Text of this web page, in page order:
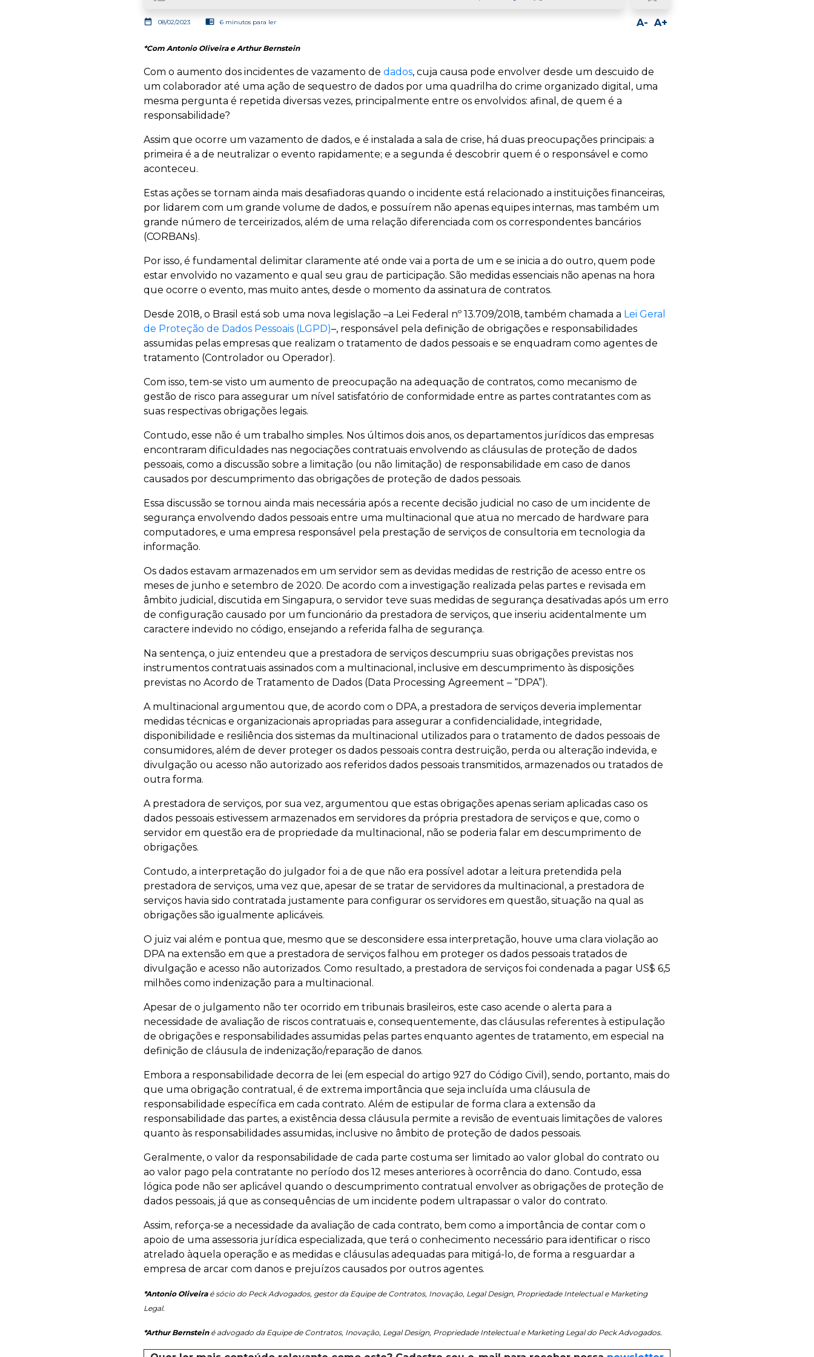
date_range 08/02/2023 chrome_reader_mode 6 minutos para ler A+
A-
*Com Antonio Oliveira e Arthur Bernstein
Com o aumento dos incidentes de vazamento de dados, cuja causa pode envolver desde um descuido de
um colaborador até uma ação de sequestro de dados por uma quadrilha do crime organizado digital, uma
mesma pergunta é repetida diversas vezes, principalmente entre os envolvidos: afinal, de quem é a
responsabilidade?
Assim que ocorre um vazamento de dados, e é instalada a sala de crise, há duas preocupações principais: a
primeira é a de neutralizar o evento rapidamente; e a segunda é descobrir quem é o responsável e como
aconteceu.
Estas ações se tornam ainda mais desafiadoras quando o incidente está relacionado a instituições financeiras,
por lidarem com um grande volume de dados, e possuírem não apenas equipes internas, mas também um
grande número de terceirizados, além de uma relação diferenciada com os correspondentes bancários
(CORBANs).
Por isso, é fundamental delimitar claramente até onde vai a porta de um e se inicia a do outro, quem pode
estar envolvido no vazamento e qual seu grau de participação. São medidas essenciais não apenas na hora
que ocorre o evento, mas muito antes, desde o momento da assinatura de contratos.
Desde 2018, o Brasil está sob uma nova legislação –a Lei Federal nº 13.709/2018, também chamada a Lei Geral
de Proteção de Dados Pessoais (LGPD)–, responsável pela definição de obrigações e responsabilidades
assumidas pelas empresas que realizam o tratamento de dados pessoais e se enquadram como agentes de
tratamento (Controlador ou Operador).
Com isso, tem-se visto um aumento de preocupação na adequação de contratos, como mecanismo de
gestão de risco para assegurar um nível satisfatório de conformidade entre as partes contratantes com as
suas respectivas obrigações legais.
Contudo, esse não é um trabalho simples. Nos últimos dois anos, os departamentos jurídicos das empresas
encontraram dificuldades nas negociações contratuais envolvendo as cláusulas de proteção de dados
pessoais, como a discussão sobre a limitação (ou não limitação) de responsabilidade em caso de danos
causados por descumprimento das obrigações de proteção de dados pessoais.
Essa discussão se tornou ainda mais necessária após a recente decisão judicial no caso de um incidente de
segurança envolvendo dados pessoais entre uma multinacional que atua no mercado de hardware para
computadores, e uma empresa responsável pela prestação de serviços de consultoria em tecnologia da
informação.
Os dados estavam armazenados em um servidor sem as devidas medidas de restrição de acesso entre os
meses de junho e setembro de 2020. De acordo com a investigação realizada pelas partes e revisada em
âmbito judicial, discutida em Singapura, o servidor teve suas medidas de segurança desativadas após um erro
de configuração causado por um funcionário da prestadora de serviços, que inseriu acidentalmente um
caractere indevido no código, ensejando a referida falha de segurança.
Na sentença, o juiz entendeu que a prestadora de serviços descumpriu suas obrigações previstas nos
instrumentos contratuais assinados com a multinacional, inclusive em descumprimento às disposições
previstas no Acordo de Tratamento de Dados (Data Processing Agreement – “DPA”).
A multinacional argumentou que, de acordo com o DPA, a prestadora de serviços deveria implementar
medidas técnicas e organizacionais apropriadas para assegurar a confidencialidade, integridade,
disponibilidade e resiliência dos sistemas da multinacional utilizados para o tratamento de dados pessoais de
consumidores, além de dever proteger os dados pessoais contra destruição, perda ou alteração indevida, e
divulgação ou acesso não autorizado aos referidos dados pessoais transmitidos, armazenados ou tratados de
outra forma.
A prestadora de serviços, por sua vez, argumentou que estas obrigações apenas seriam aplicadas caso os
dados pessoais estivessem armazenados em servidores da própria prestadora de serviços e que, como o
servidor em questão era de propriedade da multinacional, não se poderia falar em descumprimento de
obrigações.
Contudo, a interpretação do julgador foi a de que não era possível adotar a leitura pretendida pela
prestadora de serviços, uma vez que, apesar de se tratar de servidores da multinacional, a prestadora de
serviços havia sido contratada justamente para configurar os servidores em questão, situação na qual as
obrigações são igualmente aplicáveis.
O juiz vai além e pontua que, mesmo que se desconsidere essa interpretação, houve uma clara violação ao
DPA na extensão em que a prestadora de serviços falhou em proteger os dados pessoais tratados de
divulgação e acesso não autorizados. Como resultado, a prestadora de serviços foi condenada a pagar US$ 6,5
milhões como indenização para a multinacional.
Apesar de o julgamento não ter ocorrido em tribunais brasileiros, este caso acende o alerta para a
necessidade de avaliação de riscos contratuais e, consequentemente, das cláusulas referentes à estipulação
de obrigações e responsabilidades assumidas pelas partes enquanto agentes de tratamento, em especial na
definição de cláusula de indenização/reparação de danos.
Embora a responsabilidade decorra de lei (em especial do artigo 927 do Código Civil), sendo, portanto, mais do
que uma obrigação contratual, é de extrema importância que seja incluída uma cláusula de
responsabilidade específica em cada contrato. Além de estipular de forma clara a extensão da
responsabilidade das partes, a existência dessa cláusula permite a revisão de eventuais limitações de valores
quanto às responsabilidades assumidas, inclusive no âmbito de proteção de dados pessoais.
Geralmente, o valor da responsabilidade de cada parte costuma ser limitado ao valor global do contrato ou
ao valor pago pela contratante no período dos 12 meses anteriores à ocorrência do dano. Contudo, essa
lógica pode não ser aplicável quando o descumprimento contratual envolver as obrigações de proteção de
dados pessoais, já que as consequências de um incidente podem ultrapassar o valor do contrato.
Assim, reforça-se a necessidade da avaliação de cada contrato, bem como a importância de contar com o
apoio de uma assessoria jurídica especializada, que terá o conhecimento necessário para identificar o risco
atrelado àquela operação e as medidas e cláusulas adequadas para mitigá-lo, de forma a resguardar a
empresa de arcar com danos e prejuízos causados por outros agentes.
*Antonio Oliveira é sócio do Peck Advogados, gestor da Equipe de Contratos, Inovação, Legal Design, Propriedade Intelectual e Marketing
Legal.
*Arthur Bernsteiné advogado da Equipe de Contratos, Inovação, Legal Design, Propriedade Intelectual e Marketing Legal do Peck Advogados.